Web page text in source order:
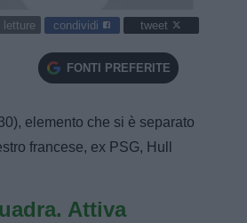
letture condividi tweet
FONTI PREFERITE
elemento che si è separato
francese, ex PSG, Hull
Attiva